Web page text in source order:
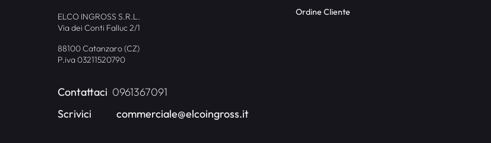
ELCO INGROSS S.R.L.
Via dei Conti Falluc 2/1
88100 Catanzaro (CZ)
P.iva 03211520790
Contattaci 0961367091
Scrivici
commerciale@elcoingross.it
Ordine Cliente